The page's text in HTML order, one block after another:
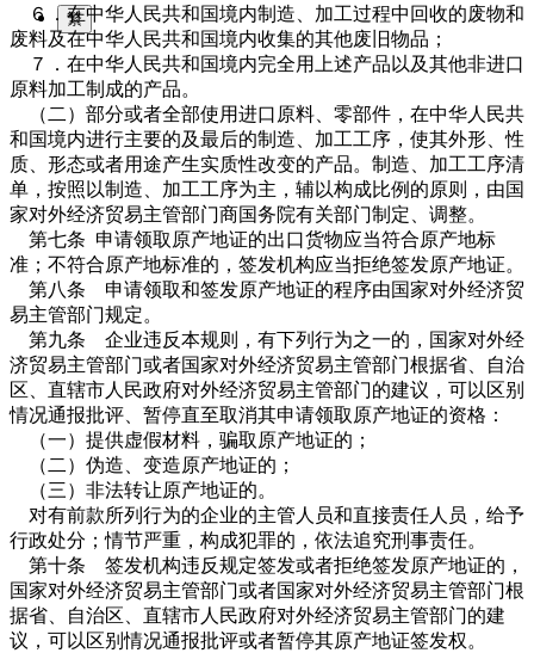
繁
６．在中华人民共和国境内制造、加工过程中回收的废物和
废料及在中华人民共和国境内收集的其他废旧物品；
７．在中华人民共和国境内完全用上述产品以及其他非进口
原料加工制成的产品。
（二）部分或者全部使用进口原料、零部件，在中华人民共
和国境内进行主要的及最后的制造、加工工序，使其外形、性
质、形态或者用途产生实质性改变的产品。制造、加工工序清
单，按照以制造、加工工序为主，辅以构成比例的原则，由国
家对外经济贸易主管部门商国务院有关部门制定、调整。
第七条 申请领取原产地证的出口货物应当符合原产地标
准；不符合原产地标准的，签发机构应当拒绝签发原产地证。
第八条 申请领取和签发原产地证的程序由国家对外经济贸
易主管部门规定。
第九条 企业违反本规则，有下列行为之一的，国家对外经
济贸易主管部门或者国家对外经济贸易主管部门根据省、自治
区、直辖市人民政府对外经济贸易主管部门的建议，可以区别
情况通报批评、暂停直至取消其申请领取原产地证的资格：
（一）提供虚假材料，骗取原产地证的；
（二）伪造、变造原产地证的；
（三）非法转让原产地证的。
对有前款所列行为的企业的主管人员和直接责任人员，给予
行政处分；情节严重，构成犯罪的，依法追究刑事责任。
第十条 签发机构违反规定签发或者拒绝签发原产地证的，
国家对外经济贸易主管部门或者国家对外经济贸易主管部门根
据省、自治区、直辖市人民政府对外经济贸易主管部门的建
议，可以区别情况通报批评或者暂停其原产地证签发权。